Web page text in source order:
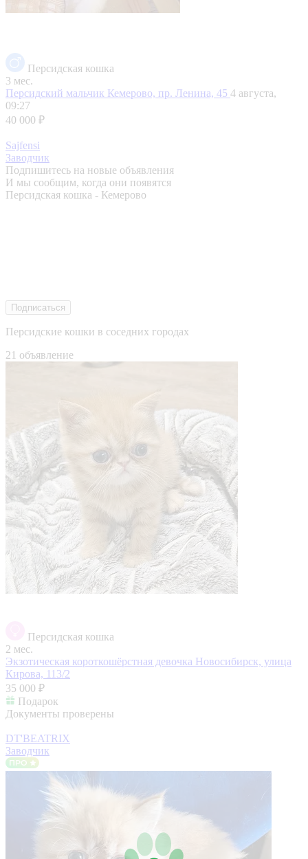
Персидская кошка
3 мес.
Персидский мальчик Кемерово, пр. Ленина, 45 4 августа,
09:27
40 000 ₽
Sajfensi
Заводчик
Подпишитесь на новые объявления
И мы сообщим, когда они появятся
Персидская кошка - Кемерово
Подписаться
Персидские кошки в соседних городах
21 объявление
Персидская кошка
2 мес.
Экзотическая короткошёрстная девочка Новосибирск, улица
Кирова, 113/2
35 000 ₽
Подарок
Документы проверены
DT'BEATRIX
Заводчик